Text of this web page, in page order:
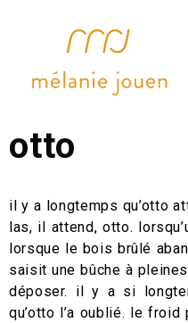
otto
il y a longtemps qu’otto
las, il attend, otto.
lorsque le bois brûlé
saisit une bûche à
déposer. il y a si
qu’otto l’a oublié. le